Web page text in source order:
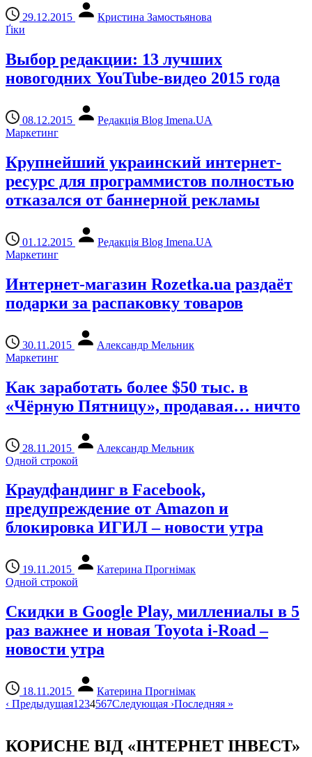
29.12.2015
Кристина Замостьянова
Ґіки
Выбор редакции: 13 лучших
новогодних YouTube-видео 2015 года
08.12.2015
Редакція Blog Imena.UA
Маркетинг
Крупнейший украинский интернет-
ресурс для программистов полностью
отказался от баннерной рекламы
01.12.2015
Редакція Blog Imena.UA
Маркетинг
Интернет-магазин Rozetka.ua раздаёт
подарки за распаковку товаров
30.11.2015
Александр Мельник
Маркетинг
Как заработать более $50 тыс. в
«Чёрную Пятницу», продавая… ничто
28.11.2015
Александр Мельник
Одной строкой
Краудфандинг в Facebook,
предупреждение от Amazon и
блокировка ИГИЛ – новости утра
19.11.2015
Катерина Прогнімак
Одной строкой
Скидки в Google Play, миллениалы в 5
раз важнее и новая Toyota i-Road –
новости утра
18.11.2015
Катерина Прогнімак
‹ Предыдущая1 234567Следующая ›Последняя »
КОРИСНЕ ВІД «ІНТЕРНЕТ ІНВЕСТ»